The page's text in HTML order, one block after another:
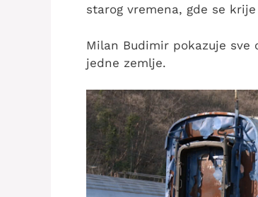
starog vremena, gde se
Milan Budimir pokazuje
jedne zemlje.